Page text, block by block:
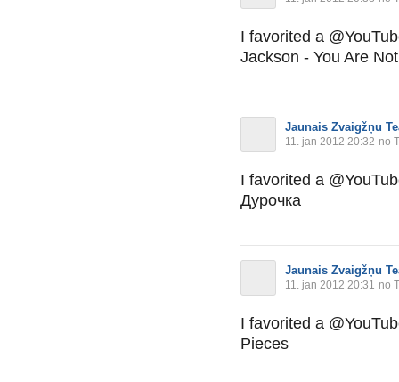
I favorited a
Jackson - You Are
Jaunais Zvaigžņu
11. jan 2012 20:32 no
I favorited a
Дурочка
Jaunais Zvaigžņu
11. jan 2012 20:31 no
I favorited a
Pieces